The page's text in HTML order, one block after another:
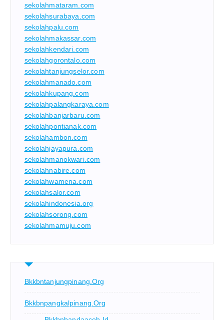
sekolahmataram.com
sekolahsurabaya.com
sekolahpalu.com
sekolahmakassar.com
sekolahkendari.com
sekolahgorontalo.com
sekolahtanjungselor.com
sekolahmanado.com
sekolahkupang.com
sekolahpalangkaraya.com
sekolahbanjarbaru.com
sekolahpontianak.com
sekolahambon.com
sekolahjayapura.com
sekolahmanokwari.com
sekolahnabire.com
sekolahwamena.com
sekolahsalor.com
sekolahindonesia.org
sekolahsorong.com
sekolahmamuju.com
Bkkbntanjungpinang.org
Bkkbnpangkalpinang.org